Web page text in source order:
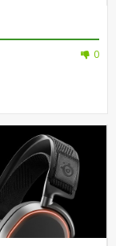
0